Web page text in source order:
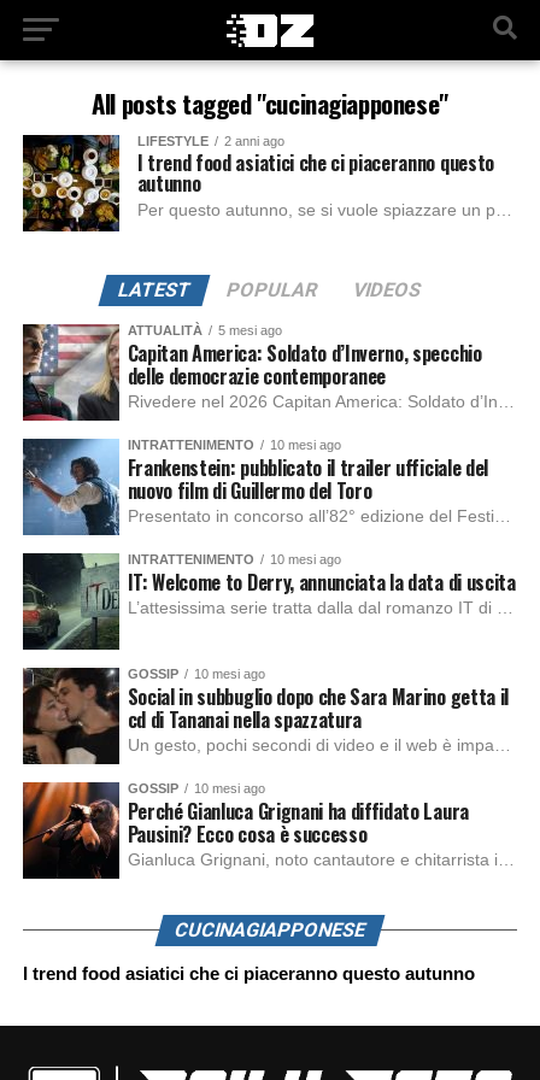
All posts tagged "cucinagiapponese"
LIFESTYLE 2 anni ago
I trend food asiatici che ci piaceranno questo
autunno
LATEST POPULAR VIDEOS
ATTUALITÀ 5 mesi ago
Capitan America: Soldato d’Inverno, specchio
delle democrazie contemporanee
INTRATTENIMENTO 10 mesi ago
Frankenstein: pubblicato il trailer ufficiale del
nuovo film di Guillermo del Toro
INTRATTENIMENTO 10 mesi ago
IT: Welcome to Derry, annunciata la data di uscita
GOSSIP 10 mesi ago
Social in subbuglio dopo che Sara Marino getta il
cd di Tananai nella spazzatura
GOSSIP 10 mesi ago
Perché Gianluca Grignani ha diffidato Laura
Pausini? Ecco cosa è successo
CUCINAGIAPPONESE
I trend food asiatici che ci piaceranno questo autunno